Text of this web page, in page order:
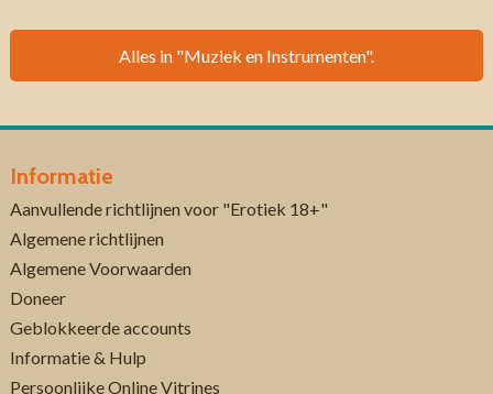
Alles in "Muziek en Instrumenten".
Informatie
Aanvullende richtlijnen voor "Erotiek 18+"
Algemene richtlijnen
Algemene Voorwaarden
Doneer
Geblokkeerde accounts
Informatie & Hulp
Persoonlijke Online Vitrines